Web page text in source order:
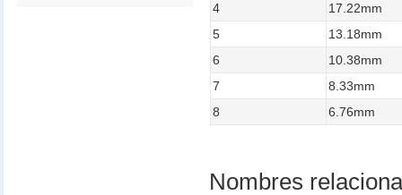
4
17.22mm
5
13.18mm
6
10.38mm
7
8.33mm
8
6.76mm
Nombres